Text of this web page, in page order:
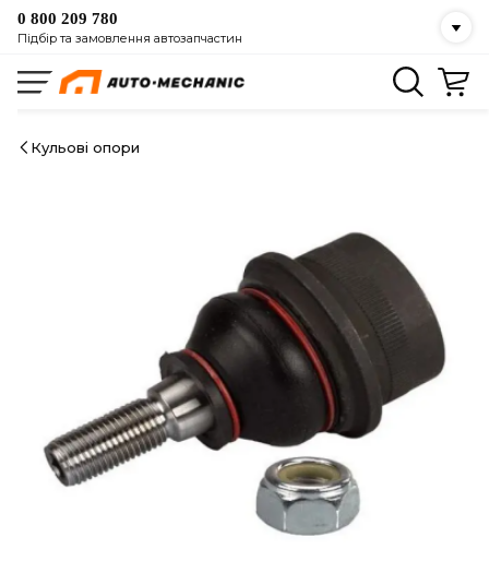
0 800 209 780
Підбір та замовлення автозапчастин
Кульові опори